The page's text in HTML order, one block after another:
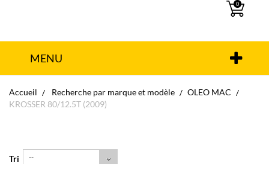
0
MENU
Accueil Recherche par marque et modèle
OLEO MAC
KROSSER 80/12.5T (2009)
Tri --